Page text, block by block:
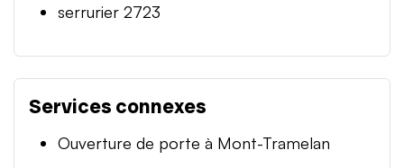
serrurier 2723
Services connexes
Ouverture de porte à Mont-Tramelan